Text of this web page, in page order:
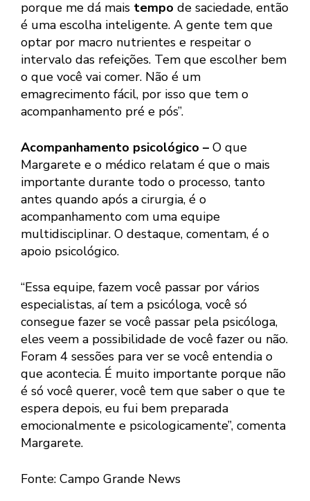
porque me dá mais tempo de saciedade, então
é uma escolha inteligente. A gente tem que
optar por macro nutrientes e respeitar o
intervalo das refeições. Tem que escolher bem
o que você vai comer. Não é um
emagrecimento fácil, por isso que tem o
acompanhamento pré e pós”.
Acompanhamento psicológico – O que
Margarete e o médico relatam é que o mais
importante durante todo o processo, tanto
antes quando após a cirurgia, é o
acompanhamento com uma equipe
multidisciplinar. O destaque, comentam, é o
apoio psicológico.
“Essa equipe, fazem você passar por vários
especialistas, aí tem a psicóloga, você só
consegue fazer se você passar pela psicóloga,
eles veem a possibilidade de você fazer ou não.
Foram 4 sessões para ver se você entendia o
que acontecia. É muito importante porque não
é só você querer, você tem que saber o que te
espera depois, eu fui bem preparada
emocionalmente e psicologicamente”, comenta
Margarete.
Fonte: Campo Grande News